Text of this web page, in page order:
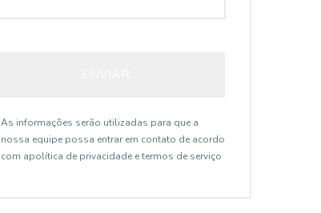
As informações serão utilizadas para que a
nossa equipe possa entrar em contato de acordo
com apolítica de privacidade e termos de serviço